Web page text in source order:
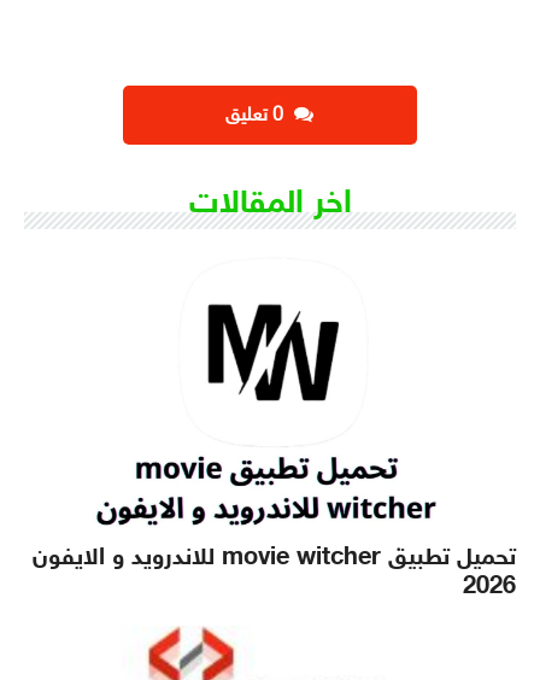
اخر المقالات
تحميل تطبيق movie witcher للاندرويد و الايفون
2026